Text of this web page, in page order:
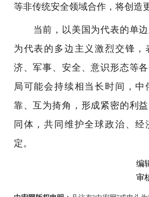
等非传统安全领域合作，将创造
当前，以美国为代表的单
为代表的多边主义激烈交锋，
济、军事、安全、意识形态等
局可能会持续相当长时间，中
靠、互为掎角，形成紧密的利
同体，共同维护全球政治、经
定。
编
审